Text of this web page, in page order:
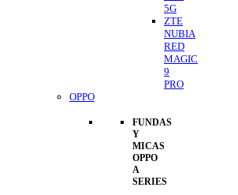
5G
ZTE
NUBIA
RED
MAGIC
9
PRO
OPPO
FUNDAS
Y
MICAS
OPPO
A
SERIES